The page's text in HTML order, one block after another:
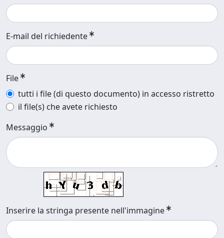
E-mail del richiedente
File
tutti i file (di questo documento) in accesso ristretto
il file(s) che avete richiesto
Messaggio
Inserire la stringa presente nell'immagine